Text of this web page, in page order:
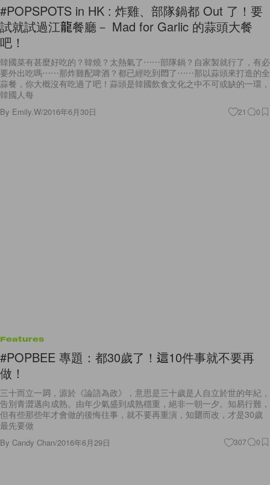
#POPSPOTS in HK : 炸雞、部隊鍋都 Out 了！要
試就試過江龍餐廳－ Mad for Garlic 的蒜頭大餐
吧！
韓國菜有甚麼好吃的？韓燒？太熱氣了⋯⋯部隊鍋？自家製就行了，有必
要外出吃嗎⋯⋯那炸雞配啤酒？都已經吃到悶了⋯⋯那以蒜頭來打造的全
蒜餐，你大概沒有吃過了吧！蒜頭是韓國飲食文化之中不可或缺的一環，
韓國人每
By Emily.W/2016年6月30日 21 0
#POPBEE 專題：都30歲了！這10件事就不要再
做！
三十而立一詞，源於《論語為政》，意思是三十歲是人自立於世的年紀，
但有些那些年才會做的後悔往事，就不要再重演，知錯而改，才是30歲
最先要做
ByCandy Chan